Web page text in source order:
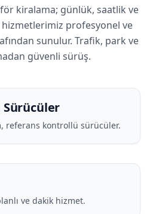
kiralama; günlük, saatlik ve
profesyonel ve
sunulur. Trafik, park ve
güvenli sürüş.
Sürücüler
referans kontrollü sürücüler.
ve dakik hizmet.